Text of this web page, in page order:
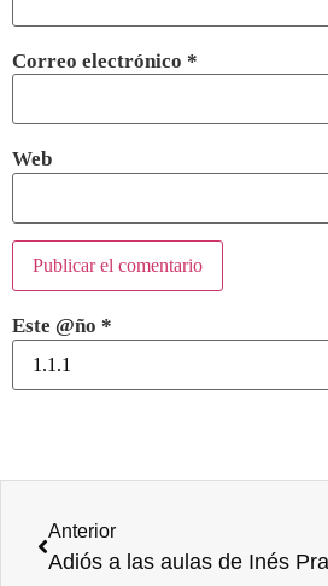
Correo electrónico *
Web
Este @ño *
Anterior
Adiós a las aulas de Inés